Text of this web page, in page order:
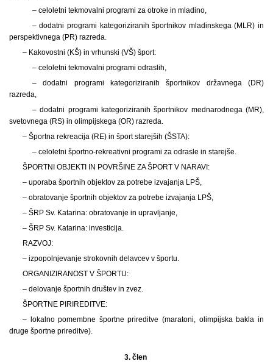
– celoletni tekmovalni programi za otroke in mladino,
– dodatni programi kategoriziranih športnikov mladinskega (MLR) in
perspektivnega (PR) razreda.
– Kakovostni (KŠ) in vrhunski (VŠ) šport:
– celoletni tekmovalni programi odraslih,
– dodatni programi kategoriziranih športnikov državnega (DR)
razreda,
– dodatni programi kategoriziranih športnikov mednarodnega (MR),
svetovnega (RS) in olimpijskega (OR) razreda.
– Športna rekreacija (RE) in šport starejših (ŠSTA):
– celoletni športno-rekreativni programi za odrasle in starejše.
ŠPORTNI OBJEKTI IN POVRŠINE ZA ŠPORT V NARAVI:
– uporaba športnih objektov za potrebe izvajanja LPŠ,
– obratovanje športnih objektov za potrebe izvajanja LPŠ,
– ŠRP Sv. Katarina: obratovanje in upravljanje,
– ŠRP Sv. Katarina: investicija.
RAZVOJ:
– izpopolnjevanje strokovnih delavcev v športu.
ORGANIZIRANOST V ŠPORTU:
– delovanje športnih društev in zvez.
ŠPORTNE PIRIREDITVE:
– lokalno pomembne športne prireditve (maratoni, olimpijska bakla in
druge športne prireditve).
3. člen